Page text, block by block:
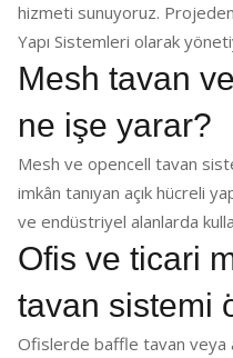
hizmeti sunuyoruz.
Yapı Sistemleri olarak
Mesh tavan
ne işe yarar?
Mesh ve opencell tavan
imkân tanıyan açık hücreli
ve endüstriyel alanlarda
Ofis ve ticari
tavan sistemi
Ofislerde baffle tavan veya